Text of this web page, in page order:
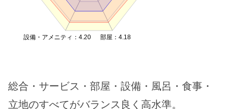
部屋：4.18
設備・アメニティ：4.20
総合・サービス・部屋・設備・風呂・食事・
立地のすべてがバランス良く高水準。